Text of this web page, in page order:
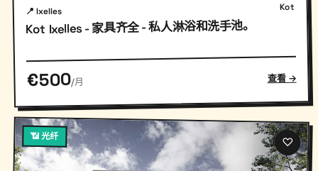
📍 Ixelles Kot
Kot Ixelles - 家具齐全 - 私人淋浴和洗手池。
€500/月 查看 →
📶 光纤 ♡